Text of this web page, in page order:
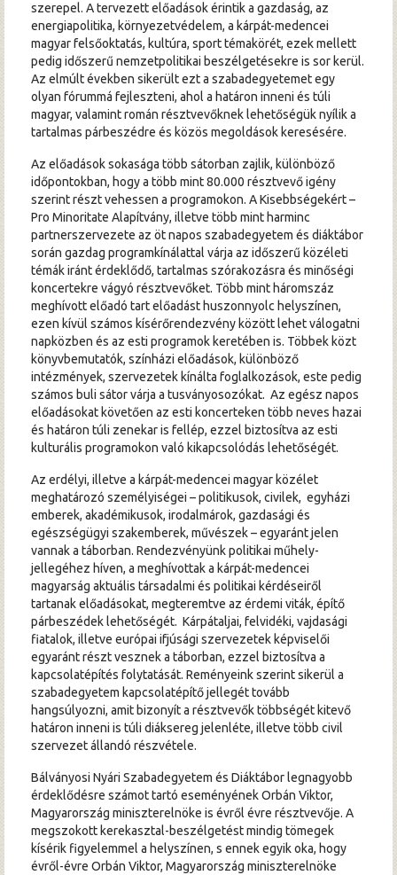
szerepel. A tervezett előadások érintik a gazdaság, az
energiapolitika, környezetvédelem, a kárpát-medencei
magyar felsőoktatás, kultúra, sport témakörét, ezek mellett
pedig időszerű nemzetpolitikai beszélgetésekre is sor kerül.
Az elmúlt években sikerült ezt a szabadegyetemet egy
olyan fórummá fejleszteni, ahol a határon inneni és túli
magyar, valamint román résztvevőknek lehetőségük nyílik a
tartalmas párbeszédre és közös megoldások keresésére.
Az előadások sokasága több sátorban zajlik, különböző
időpontokban, hogy a több mint 80.000 résztvevő igény
szerint részt vehessen a programokon. A Kisebbségekért –
Pro Minoritate Alapítvány, illetve több mint harminc
partnerszervezete az öt napos szabadegyetem és diáktábor
során gazdag programkínálattal várja az időszerű közéleti
témák iránt érdeklődő, tartalmas szórakozásra és minőségi
koncertekre vágyó résztvevőket. Több mint háromszáz
meghívott előadó tart előadást huszonnyolc helyszínen,
ezen kívül számos kísérőrendezvény között lehet válogatni
napközben és az esti programok keretében is. Többek közt
könyvbemutatók, színházi előadások, különböző
intézmények, szervezetek kínálta foglalkozások, este pedig
számos buli sátor várja a tusványosozókat. Az egész napos
előadásokat követően az esti koncerteken több neves hazai
és határon túli zenekar is fellép, ezzel biztosítva az esti
kulturális programokon való kikapcsolódás lehetőségét.
Az erdélyi, illetve a kárpát-medencei magyar közélet
meghatározó személyiségei – politikusok, civilek, egyházi
emberek, akadémikusok, irodalmárok, gazdasági és
egészségügyi szakemberek, művészek – egyaránt jelen
vannak a táborban. Rendezvényünk politikai műhely-
jellegéhez híven, a meghívottak a kárpát-medencei
magyarság aktuális társadalmi és politikai kérdéseiről
tartanak előadásokat, megteremtve az érdemi viták, építő
párbeszédek lehetőségét. Kárpátaljai, felvidéki, vajdasági
fiatalok, illetve európai ifjúsági szervezetek képviselői
egyaránt részt vesznek a táborban, ezzel biztosítva a
kapcsolatépítés folytatását. Reményeink szerint sikerül a
szabadegyetem kapcsolatépítő jellegét tovább
hangsúlyozni, amit bizonyít a résztvevők többségét kitevő
határon inneni is túli diáksereg jelenléte, illetve több civil
szervezet állandó részvétele.
Bálványosi Nyári Szabadegyetem és Diáktábor legnagyobb
érdeklődésre számot tartó eseményének Orbán Viktor,
Magyarország miniszterelnöke is évről évre résztvevője. A
megszokott kerekasztal-beszélgetést mindig tömegek
kísérik figyelemmel a helyszínen, s ennek egyik oka, hogy
évről-évre Orbán Viktor, Magyarország miniszterelnöke